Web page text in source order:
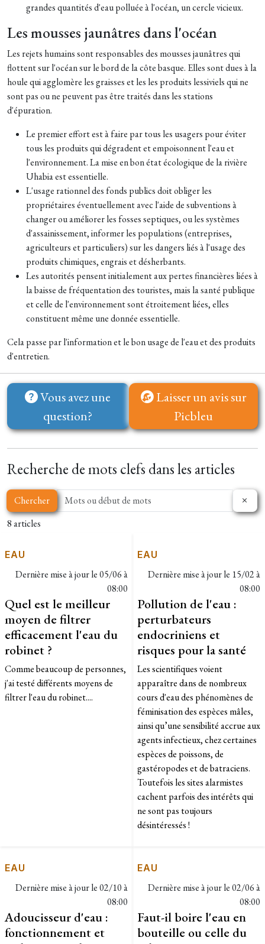
grandes quantités d'eau polluée à l'océan, un cercle vicieux.
Les mousses jaunâtres dans l'océan
Les rejets humains sont responsables des mousses jaunâtres qui
flottent sur l'océan sur le bord de la côte basque. Elles sont dues à la
houle qui agglomère les graisses et les les produits lessiviels qui ne
sont pas ou ne peuvent pas être traités dans les stations
d'épuration.
Le premier effort est à faire par tous les usagers pour éviter
tous les produits qui dégradent et empoisonnent l'eau et
l'environnement. La mise en bon état écologique de la rivière
Uhabia est essentielle.
L'usage rationnel des fonds publics doit obliger les
propriétaires éventuellement avec l'aide de subventions à
changer ou améliorer les fosses septiques, ou les systèmes
d'assainissement, informer les populations (entreprises,
agriculteurs et particuliers) sur les dangers liés à l'usage des
produits chimiques, engrais et désherbants.
Les autorités pensent initialement aux pertes financières liées à
la baisse de fréquentation des touristes, mais la santé publique
et celle de l'environnement sont étroitement liées, elles
constituent même une donnée essentielle.
Cela passe par l'information et le bon usage de l'eau et des produits
d'entretien.
Vous avez une
question?
Laisser un avis sur
Picbleu
Recherche de mots clefs dans les articles
Chercher
8 articles
EAU
Dernière mise à jour le05/06 à
08:00
Quel est le meilleur
moyen de filtrer
efficacement l'eau du
robinet ?
Comme beaucoup de personnes,
j'ai testé différents moyens de
filtrer l'eau du robinet....
EAU
Dernière mise à jour le 15/02 à
08:00
Pollution de l'eau :
perturbateurs
endocriniens et
risques pour la santé
Les scientifiques voient
apparaître dans de nombreux
cours d'eau des phénomènes de
féminisation des espèces mâles,
ainsi qu’une sensibilité accrue aux
agents infectieux, chez certaines
espèces de poissons, de
gastéropodes et de batraciens.
Toutefois les sites alarmistes
cachent parfois des intérêts qui
ne sont pas toujours
désintéressés !
EAU
Dernière mise à jour le02/10 à
08:00
Adoucisseur d'eau :
fonctionnement et
EAU
Dernière mise à jour le02/06 à
08:00
Faut-il boire l'eau en
bouteille ou celle du